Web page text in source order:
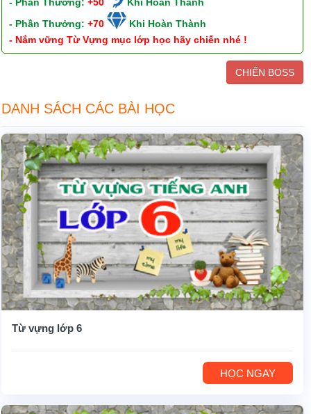
- Phần Thưởng:+70
Khi Hoàn Thành
- Nắm vững Từ Vựng mục lớp học hãy chiến nhé !
CHIẾN BOSS
DANH SÁCH CÁC BÀI HỌC
Từ vựng lớp 6
HỌC NGAY